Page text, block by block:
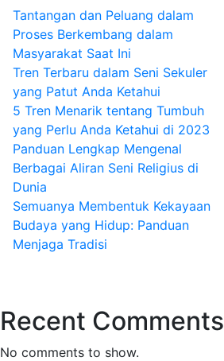
Tantangan dan Peluang dalam
Proses Berkembang dalam
Masyarakat Saat Ini
Tren Terbaru dalam Seni Sekuler
yang Patut Anda Ketahui
5 Tren Menarik tentang Tumbuh
yang Perlu Anda Ketahui di 2023
Panduan Lengkap Mengenal
Berbagai Aliran Seni Religius di
Dunia
Semuanya Membentuk Kekayaan
Budaya yang Hidup: Panduan
Menjaga Tradisi
Recent Comments
No comments to show.